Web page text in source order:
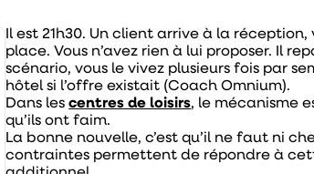
Il est 21h30. Un client arrive à la
place. Vous n’avez rien à lui proposer. Il
scénario, vous le vivez plusieurs fois par
hôtel si l’offre existait (Coach Omnium).
Dans lescentres de loisirs, le mécanisme
qu’ils ont faim.
La bonne nouvelle, c’est qu’il ne faut ni
contraintes permettent de répondre à